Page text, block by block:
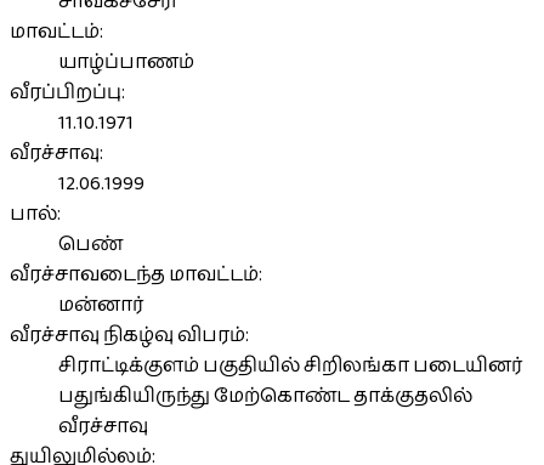
மாவட்டம்:
யாழ்ப்பாணம்
வீரப்பிறப்பு:
11.10.1971
வீரச்சாவு:
12.06.1999
பால்:
பெண்
வீரச்சாவடைந்த மாவட்டம்:
மன்னார்
வீரச்சாவு நிகழ்வு விபரம்:
சிராட்டிக்குளம் பகுதியில் சிறிலங்கா படையினர்
பதுங்கியிருந்து மேற்கொண்ட தாக்குதலில்
வீரச்சாவு
துயிலுமில்லம்: